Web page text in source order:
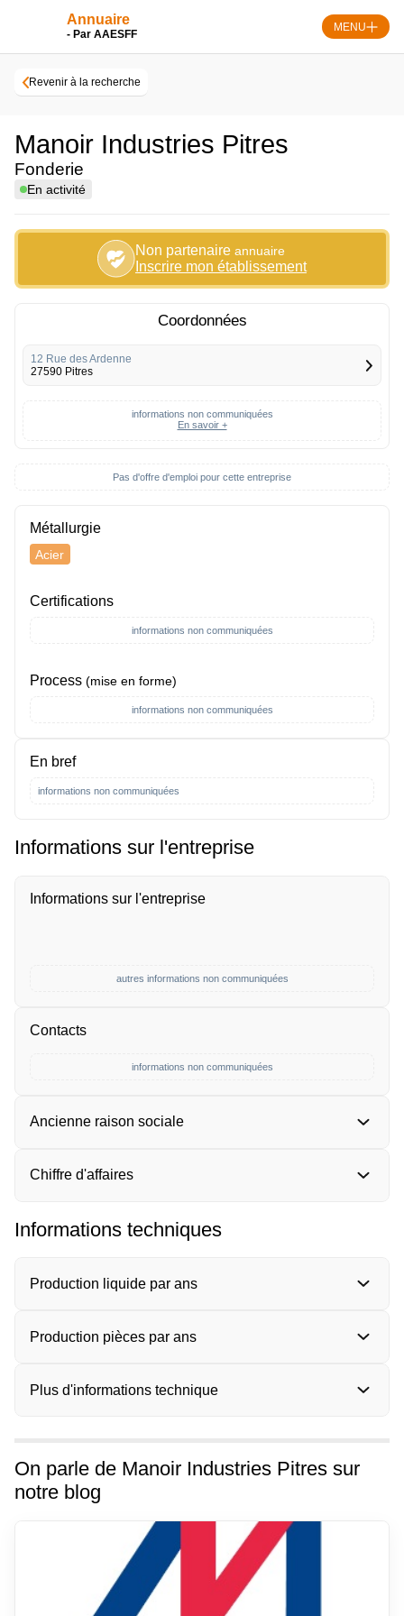
Annuaire
- Par AAESFF
MENU
Revenir à la recherche
Manoir Industries Pitres
Fonderie
En activité
Non partenaire annuaire
Inscrire mon établissement
Pas d'offre d'emploi pour cette entreprise
Coordonnées
12 Rue des Ardenne
27590 Pitres
informations non communiquées
En savoir +
Métallurgie
Acier
Certifications
informations non communiquées
Process (mise en forme)
informations non communiquées
En bref
informations non communiquées
Informations sur l'entreprise
Informations sur l'entreprise
autres informations non communiquées
Contacts
informations non communiquées
Ancienne raison sociale
Chiffre d'affaires
Informations techniques
Production liquide par ans
Production pièces par ans
Plus d'informations technique
On parle de Manoir Industries Pitres sur
notre blog